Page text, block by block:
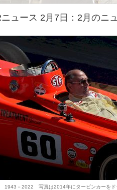
ニュース 2月7日：2月の
1943－2022 写真は2014年にタービンカーを